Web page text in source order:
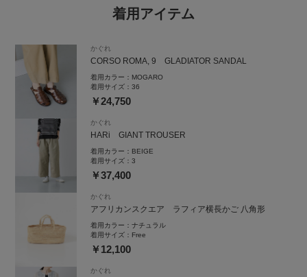
着用アイテム
かぐれ
CORSO ROMA, 9 GLADIATOR SANDAL
着用カラー： MOGARO
着用サイズ：36
￥24,750
かぐれ
HARi GIANT TROUSER
着用カラー： BEIGE
着用サイズ：3
￥37,400
かぐれ
アフリカンスクエア ラフィア横長かご 八角形
着用カラー：ナチュラル
着用サイズ： Free
￥12,100
かぐれ